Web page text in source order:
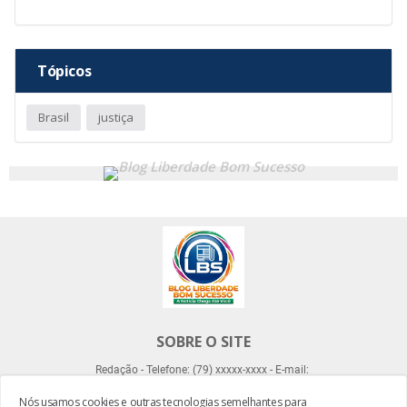
Tópicos
Brasil justiça
SOBRE O SITE
Redação - Telefone: (79) xxxxx-xxxx - E-mail:
Nós usamos cookies e outras tecnologias semelhantes para